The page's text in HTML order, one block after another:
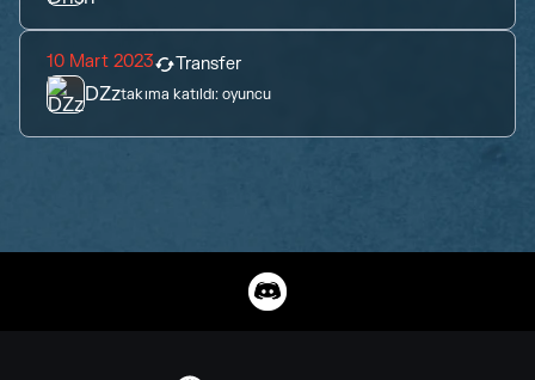
10 Mart 2023 Transfer
DZztakıma katıldı: oyuncu